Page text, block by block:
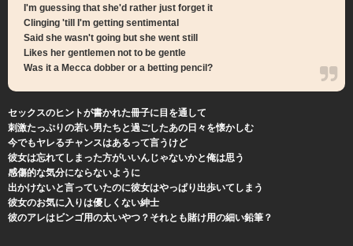
I'm guessing that she'd rather just forget it
Clinging 'till I'm getting sentimental
Said she wasn't going but she went still
Likes her gentlemen not to be gentle
Was it a Mecca dobber or a betting pencil?
セックスのヒントが書かれた冊子に目を通して
刺激たっぷりの若い男たちと過ごしたあの日々を懐かしむ
今でもヤレるチャンスはあるって言うけど
彼女は忘れてしまった方がいいんじゃないかと俺は思う
感傷的な気分にならないように
出かけないと言っていたのに彼女はやっぱり出歩いてしまう
彼女のお気に入りは優しくない紳士
彼のアレはビンゴ用の太いやつ？それとも賭け用の細い鉛筆？